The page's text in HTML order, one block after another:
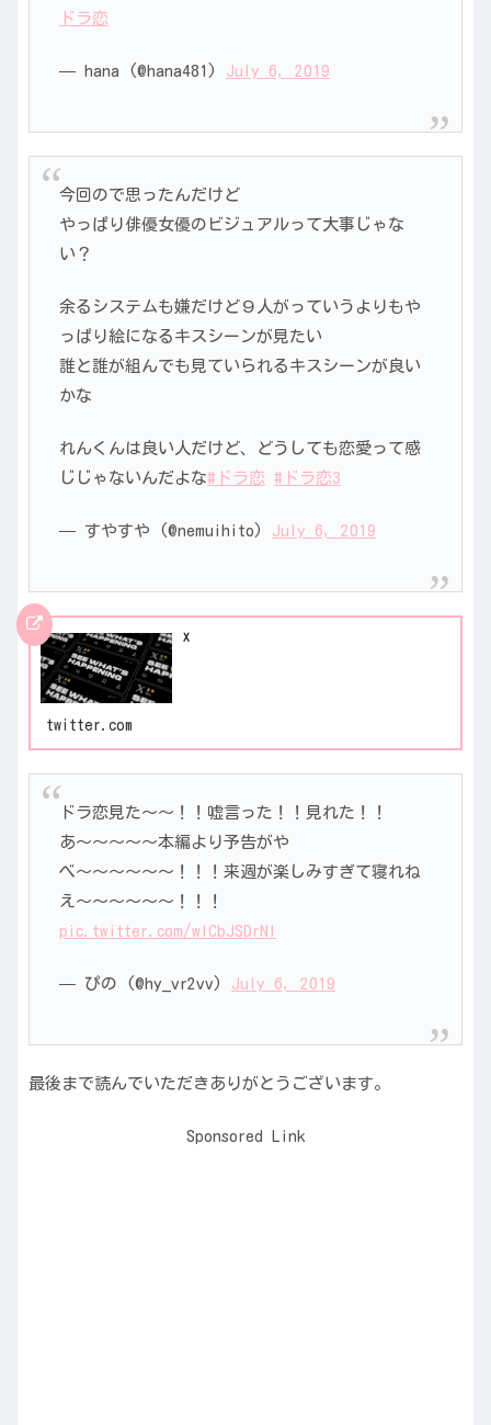
ドラ恋
— hana (@hana481) July 6, 2019
今回ので思ったんだけど
やっぱり俳優女優のビジュアルって大事じゃな
い？
余るシステムも嫌だけど９人がっていうよりもや
っぱり絵になるキスシーンが見たい
誰と誰が組んでも見ていられるキスシーンが良い
かな
れんくんは良い人だけど、どうしても恋愛って感
じじゃないんだよな#ドラ恋 #ドラ恋3
— すやすや (@nemuihito) July 6, 2019
X
twitter.com
ドラ恋見た〜〜！！嘘言った！！見れた！！
あ〜〜〜〜〜本編より予告がや
べ〜〜〜〜〜〜！！！来週が楽しみすぎて寝れね
え〜〜〜〜〜〜！！！
pic.twitter.com/wICbJSDrNI
— ぴの (@hy_vr2vv) July 6, 2019
最後まで読んでいただきありがとうございます。
Sponsored Link